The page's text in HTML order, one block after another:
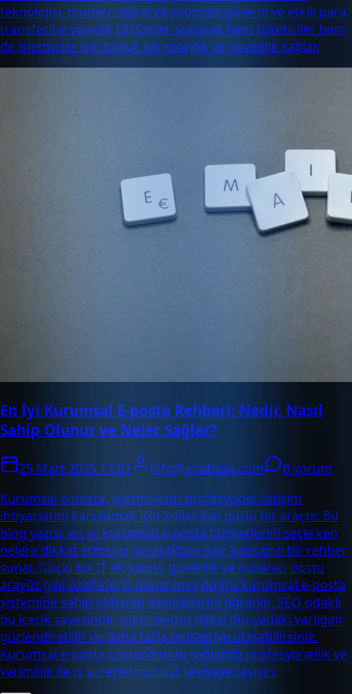
teknolojisi, modern dijital ekonomide güvenli ve etkili para
transferine yönelik çözümler sunarak hem tüketiciler hem
de işletmeler için büyük bir kolaylık ve güvenlik sağlar.
En İyi Kurumsal E-posta Rehberi: Nedir, Nasıl
Sahip Olunur ve Neler Sağlar?
25 Mart 2025 17:01 info@enabase.com
0 yorum
Kurumsal e-posta, işletmelerin profesyonel iletişim
ihtiyaçlarını karşılamak için kullanılan güçlü bir araçtır. Bu
blog yazısı, en iyi kurumsal e-posta hizmetlerini seçerken
nelere dikkat etmeniz gerektiğine dair kapsamlı bir rehber
sunar. Güçlü bir IT alt yapısı, güvenlik ve kullanıcı dostu
arayüz gibi özelliklerle donatılmış doğru kurumsal e-posta
sistemine sahip olmanın avantajlarını öğrenin. SEO odaklı
bu içerik sayesinde, işletmenizin dijital dünyadaki varlığını
güçlendirebilir ve daha fazla müşteriye ulaşabilirsiniz.
Kurumsal e-posta çözümlerinin sağladığı profesyonellik ve
verimlilik ile iş süreçlerinizi üst seviyeye taşıyın.